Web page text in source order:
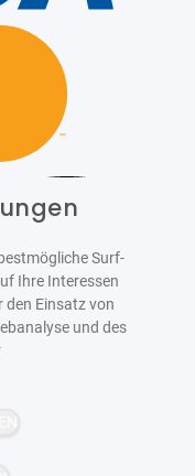
Surf-
Ihre Interessen
Einsatz von
und des